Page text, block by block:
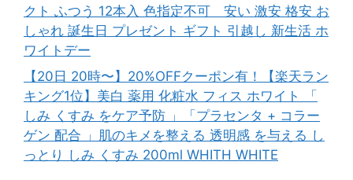
クト ふつう 12本入 色指定不可 安い 激安 格安 お
しゃれ 誕生日 プレゼント ギフト 引越し 新生活 ホ
ワイトデー
【20日 20時〜】20%OFFクーポン有！【楽天ラン
キング1位】美白 薬用 化粧水 フィス ホワイト 「
しみ くすみ をケア予防 」「プラセンタ + コラー
ゲン 配合 」肌のキメを整える 透明感 を与える し
っとり しみ くすみ 200ml WHITH WHITE